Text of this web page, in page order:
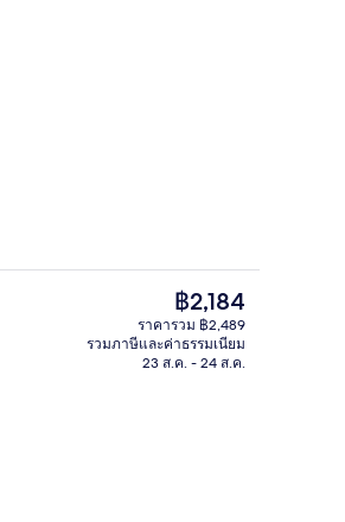
ราคา
ปัจจุบัน
฿2,184
฿2,184
ราคารวม ฿2,489
รวมภาษีและค่าธรรมเนียม
23 ส.ค. - 24 ส.ค.